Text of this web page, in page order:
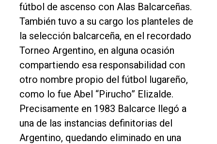
Tendencia
Int.
General
Cultura
Entrevistas
Rural
Deportes
fútbol de ascenso con Alas Balcarceñas.
También tuvo a su cargo los planteles de
la selección balcarceña, en el recordado
Torneo Argentino, en alguna ocasión
compartiendo esa responsabilidad con
otro nombre propio del fútbol lugareño,
como lo fue Abel “Pirucho” Elizalde.
Precisamente en 1983 Balcarce llegó a
una de las instancias definitorias del
Argentino, quedando eliminado en una